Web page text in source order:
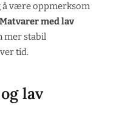
å være oppmerksom
Matvarer med lav
mer stabil
tid.
lav